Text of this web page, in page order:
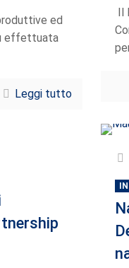
ed
effettuata
Leggi tutto
Il